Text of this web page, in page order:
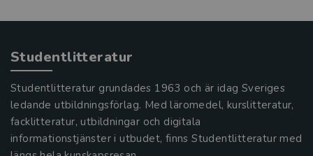
Studentlitteratur
Studentlitteratur grundades 1963 och är idag Sveriges
ledande utbildningsförlag. Med läromedel, kurslitteratur,
facklitteratur, utbildningar och digitala
informationstjänster i utbudet, finns Studentlitteratur med